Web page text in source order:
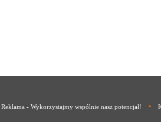
Reklama - Wykorzystajmy wspólnie nasz potencjał! •